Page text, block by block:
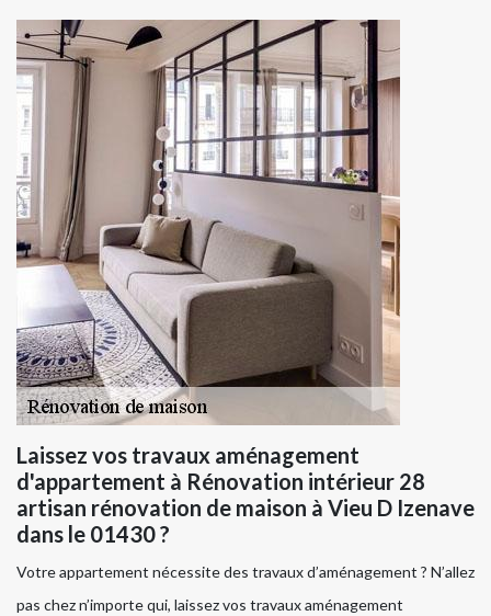
Laissez vos travaux aménagement
d'appartement à Rénovation intérieur 28
artisan rénovation de maison à Vieu D Izenave
dans le 01430 ?
Votre appartement nécessite des travaux d’aménagement ? N’allez
pas chez n’importe qui, laissez vos travaux aménagement